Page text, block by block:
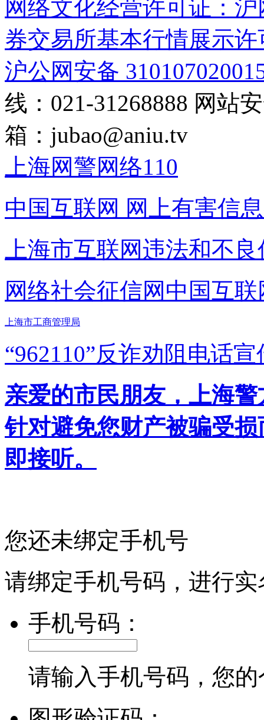
网络文化经营许可证：
券交易所基本行情展示许
沪公网安备
线：021-31268888 网站
箱： jubao@aniu.tv
上海网警网络110
中国互联网 网上有害信
上海市互联网违法和不
网络社会征信网 中国互
上海市工商管理局
“962110”反诈劝阻电话宣
亲爱的市民朋友，上海
针对避免您财产被骗受
即接听。
您还未绑定手机号
请绑定手机号码，进行
手机号码：
请输入手机号码，您